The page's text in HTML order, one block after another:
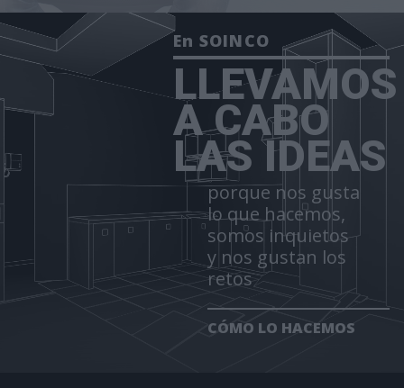
En SOINCO
LLEVAMOS
A CABO
LAS IDEAS
porque nos gusta
lo que hacemos,
somos inquietos
y nos gustan los
retos
CÓMO LO HACEMOS